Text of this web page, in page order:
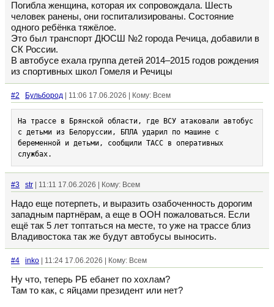
Погибла женщина, которая их сопровождала. Шесть
человек ранены, они госпитализированы. Состояние
одного ребёнка тяжёлое.
Это был транспорт ДЮСШ №2 города Речица, добавили в
СК России.
В автобусе ехала группа детей 2014–2015 годов рождения
из спортивных школ Гомеля и Речицы
#2 Бульбород | 11:06 17.06.2026 | Кому: Всем
На трассе в Брянской области, где ВСУ атаковали автобус
с детьми из Белоруссии, БПЛА ударил по машине с
беременной и детьми, сообщили ТАСС в оперативных
службах.
#3 str | 11:11 17.06.2026 | Кому: Всем
Надо еще потерпеть, и выразить озабоченность дорогим
западным партнёрам, а еще в ООН пожаловаться. Если
ещё так 5 лет топтаться на месте, то уже на трассе близ
Владивостока так же будут автобусы выносить.
#4 inko | 11:24 17.06.2026 | Кому: Всем
Ну что, теперь РБ ебанет по хохлам?
Там то как, с яйцами президент или нет?